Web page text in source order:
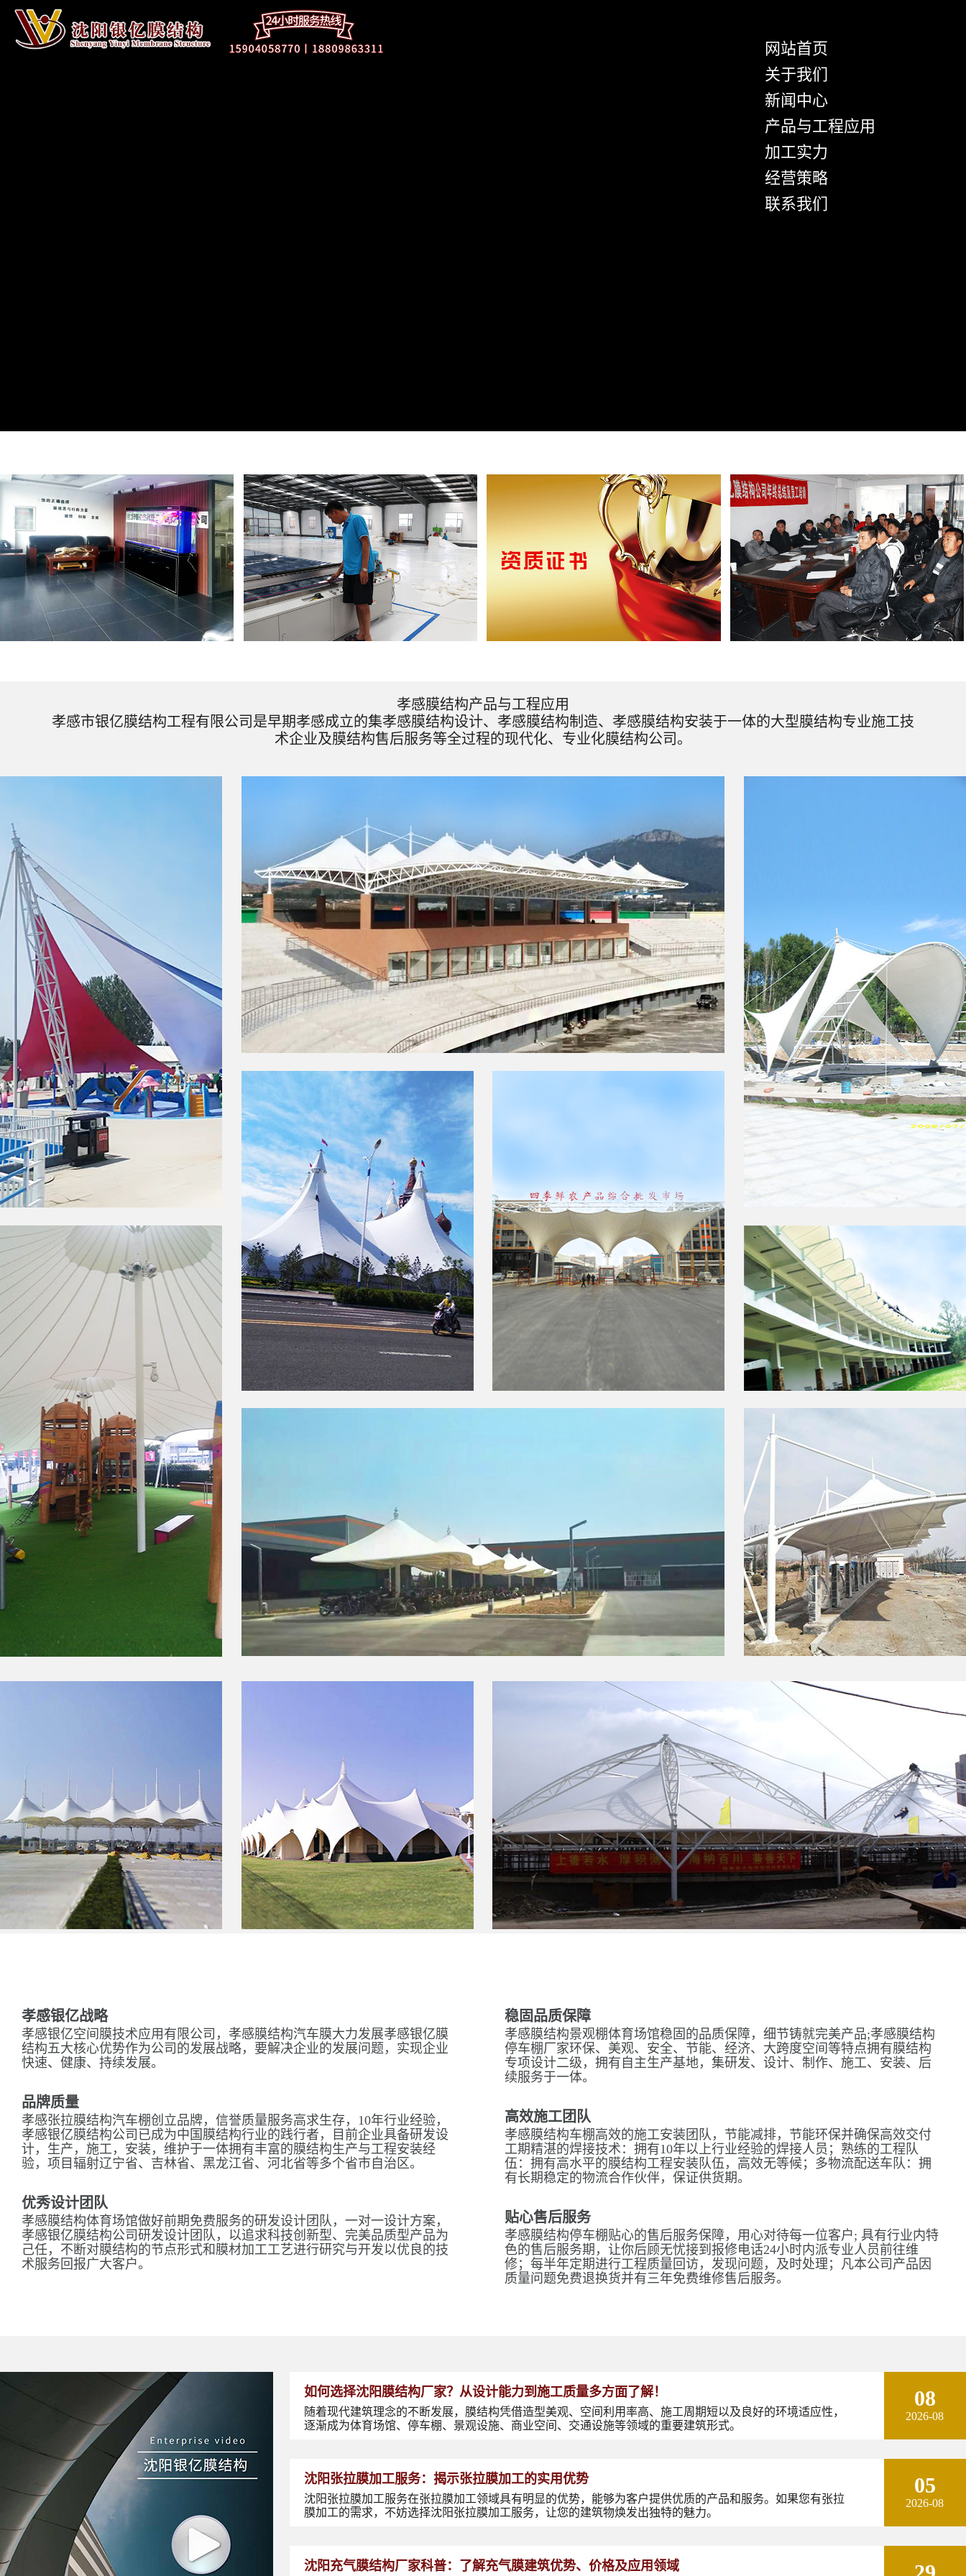
网站首页
关于我们
新闻中心
产品与工程应用
加工实力
经营策略
联系我们
孝感膜结构产品与工程应用
孝感市银亿膜结构工程有限公司是早期孝感成立的集孝感膜结构设计、孝感膜结构制造、孝感膜结构安装于一体的大型膜结构专业施工技
术企业及膜结构售后服务等全过程的现代化、专业化膜结构公司。
孝感银亿战略
孝感银亿空间膜技术应用有限公司，孝感膜结构汽车膜大力发展孝感银亿膜
结构五大核心优势作为公司的发展战略，要解决企业的发展问题，实现企业
快速、健康、持续发展。
品牌质量
孝感张拉膜结构汽车棚创立品牌，信誉质量服务高求生存，10年行业经验，
孝感银亿膜结构公司已成为中国膜结构行业的践行者，目前企业具备研发设
计，生产，施工，安装，维护于一体拥有丰富的膜结构生产与工程安装经
验，项目辐射辽宁省、吉林省、黑龙江省、河北省等多个省市自治区。
优秀设计团队
孝感膜结构体育场馆做好前期免费服务的研发设计团队，一对一设计方案，
孝感银亿膜结构公司研发设计团队，以追求科技创新型、完美品质型产品为
己任，不断对膜结构的节点形式和膜材加工工艺进行研究与开发以优良的技
术服务回报广大客户。
稳固品质保障
孝感膜结构景观棚体育场馆稳固的品质保障，细节铸就完美产品;孝感膜结构
停车棚厂家环保、美观、安全、节能、经济、大跨度空间等特点拥有膜结构
专项设计二级，拥有自主生产基地，集研发、设计、制作、施工、安装、后
续服务于一体。
高效施工团队
孝感膜结构车棚高效的施工安装团队，节能减排，节能环保并确保高效交付
工期精湛的焊接技术：拥有10年以上行业经验的焊接人员；熟练的工程队
伍：拥有高水平的膜结构工程安装队伍，高效无等候；多物流配送车队：拥
有长期稳定的物流合作伙伴，保证供货期。
贴心售后服务
孝感膜结构停车棚贴心的售后服务保障，用心对待每一位客户; 具有行业内特
色的售后服务期，让你后顾无忧接到报修电话24小时内派专业人员前往维
修；每半年定期进行工程质量回访，发现问题，及时处理；凡本公司产品因
质量问题免费退换货并有三年免费维修售后服务。
如何选择沈阳膜结构厂家？从设计能力到施工质量多方面了解！
随着现代建筑理念的不断发展，膜结构凭借造型美观、空间利用率高、施工周期短以及良好的环境适应性，
逐渐成为体育场馆、停车棚、景观设施、商业空间、交通设施等领域的重要建筑形式。
08
2026-08
沈阳张拉膜加工服务：揭示张拉膜加工的实用优势
沈阳张拉膜加工服务在张拉膜加工领域具有明显的优势，能够为客户提供优质的产品和服务。如果您有张拉
膜加工的需求，不妨选择沈阳张拉膜加工服务，让您的建筑物焕发出独特的魅力。
05
2026-08
沈阳充气膜结构厂家科普：了解充气膜建筑优势、价格及应用领域